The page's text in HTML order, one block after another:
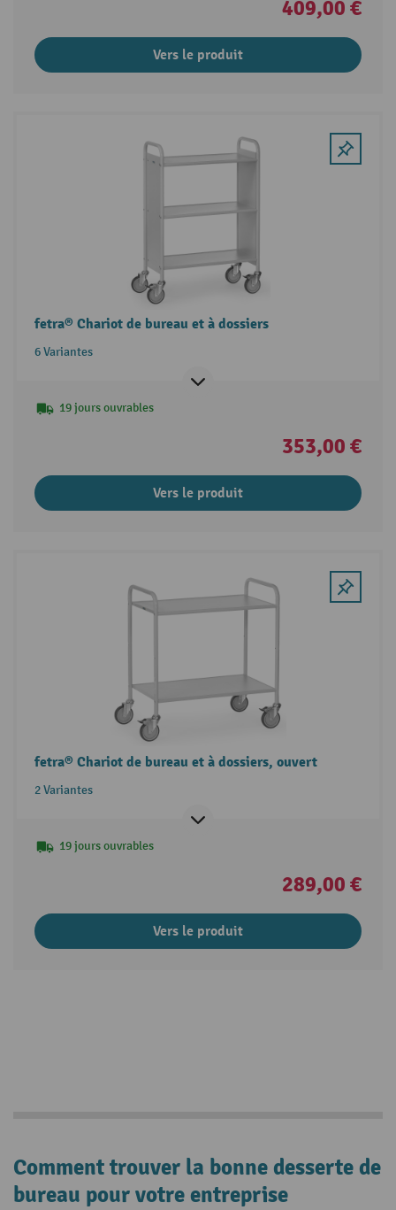
409,00 €
Vers le produit
fetra® Chariot de bureau et à dossiers
6 Variantes
19 jours ouvrables
353,00 €
Vers le produit
fetra® Chariot de bureau et à dossiers, ouvert
2 Variantes
19 jours ouvrables
289,00 €
Vers le produit
Comment trouver la bonne desserte de
bureau pour votre entreprise